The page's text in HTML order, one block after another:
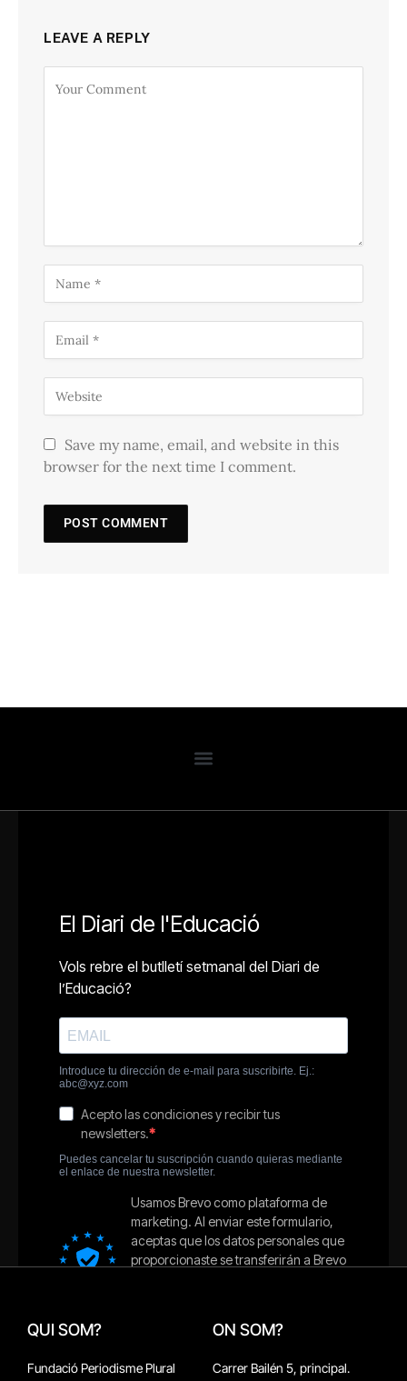
LEAVE A REPLY
Save my name, email, and website in this
browser for the next time I comment.
QUI SOM?
Fundació Periodisme Plural
ON SOM?
Carrer Bailén 5, principal.